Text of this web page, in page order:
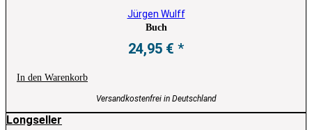
Jürgen Wulff
Buch
24,95 €
In den Warenkorb
Versandkostenfrei in Deutschland
Longseller